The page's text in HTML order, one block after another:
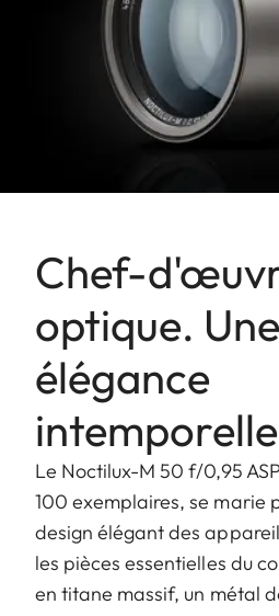
Chef-
optique. Une
élégance
Le Noctilux-M 50 f/0,95
100 exemplaires, se marie
design élégant des
les pièces essentielles du
en titane massif, un métal